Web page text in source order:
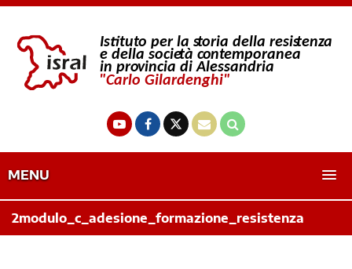
MENU
2modulo_c_adesione_formazione_resistenza